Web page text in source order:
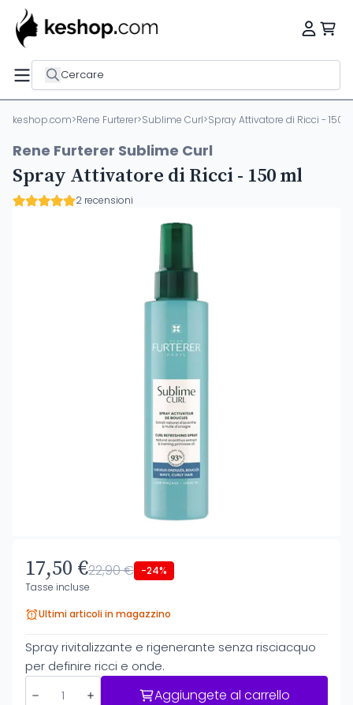
Cercare
keshop.com>Rene Furterer>Sublime Curl>Spray Attivatore di Ricci - 150
Rene Furterer Sublime Curl
Spray Attivatore di Ricci - 150 ml
2 recensioni
17,50 €22,90 € -24%
Tasse incluse
Ultimi articoli in magazzino
Spray rivitalizzante e rigenerante senza risciacquo
per definire ricci e onde.
Aggiungete al carrello